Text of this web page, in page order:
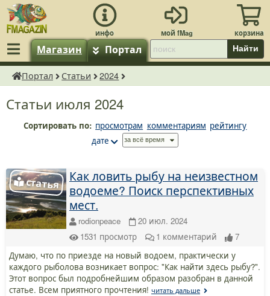
Магазин Портал Найти
fMagazin.ru
Портал Статьи 2024
Статьи июля 2024
Сортировать по: просмотрам комментариям рейтингу
дате
Как ловить рыбу на неизвестном
водоеме? Поиск перспективных
мест.
rodionpeace
20 июл. 2024
1531 просмотр 1 комментарий
7
Думаю, что по приезде на новый водоем, практически у
каждого рыболова возникает вопрос: "Как найти здесь рыбу?".
Этот вопрос был подробнейшим образом разобран в данной
статье. Всем приятного прочтения! читать дальше